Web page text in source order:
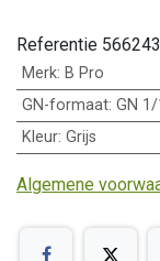
Referentie 566243
Merk: B Pro
GN-formaat: GN
Kleur: Grijs
Algemene